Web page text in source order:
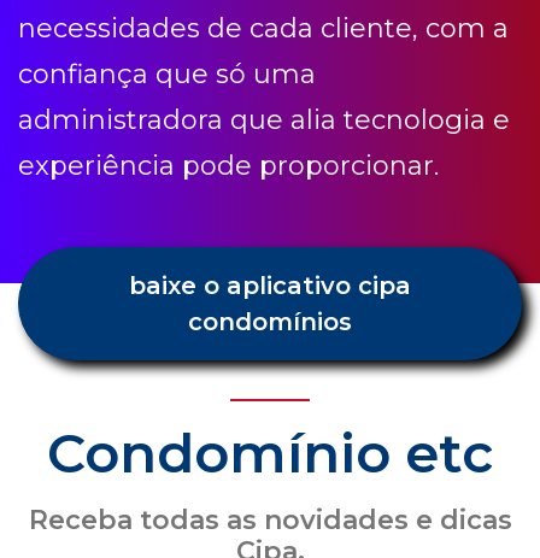
necessidades de cada cliente, com a
confiança que só uma
administradora que alia tecnologia e
experiência pode proporcionar.
baixe o aplicativo cipa
condomínios
Condomínio etc
Receba todas as novidades e dicas
Cipa.